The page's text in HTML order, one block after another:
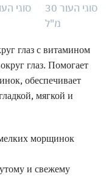
глаз с витамином
глаз. Помогает
обеспечивает
мягкой и
морщинок
и свежему